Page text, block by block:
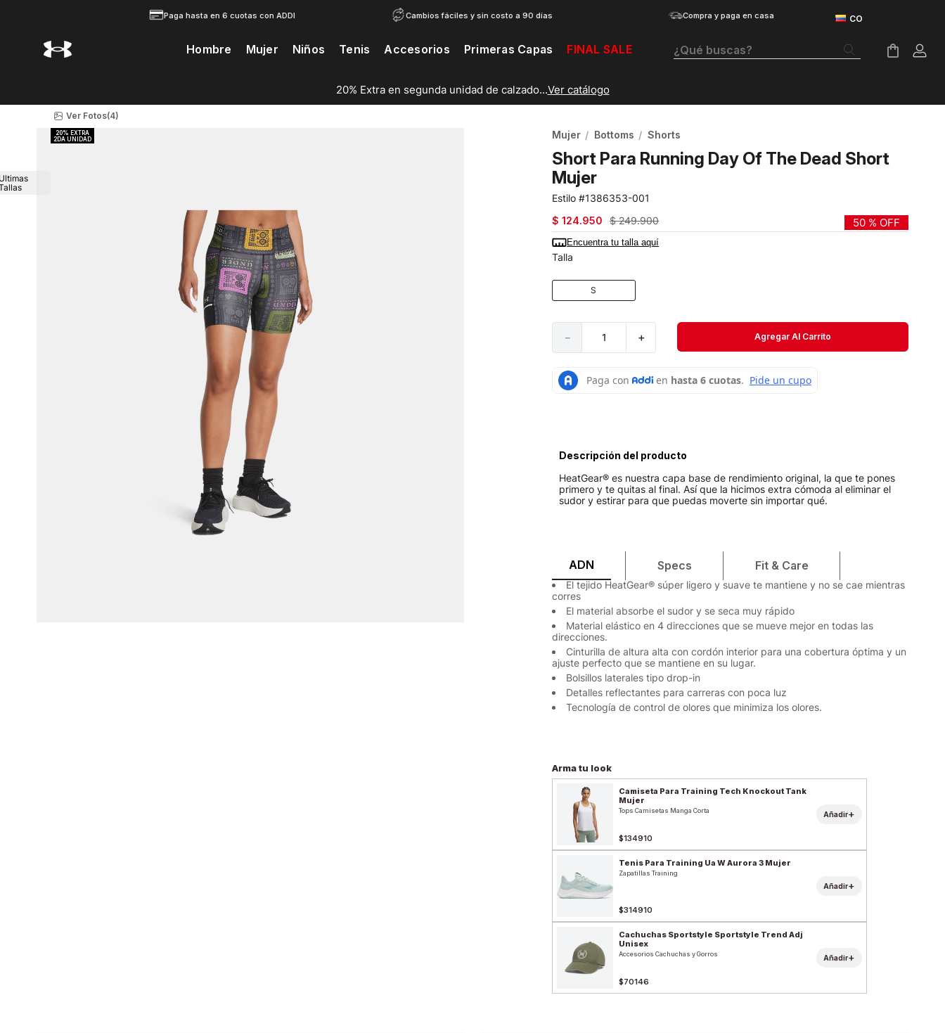
Paga hasta en 6 cuotas con ADDI Cambios fáciles y sin costo a 90 días Compra y paga en casa
Hombre Mujer Niños Tenis Accesorios Primeras Capas FINAL SALE ¿Qué buscas?
20% Extra en segunda unidad de calzado...Ver catálogo
Ver Fotos(4)
Mujer Bottoms Shorts
Short Para Running Day Of The Dead Short
Mujer
1386353-001
$ 124.950 $ 249.900 50 % OFF
Encuentra tu talla aquí
Talla
S
＋
－ Agregar Al Carrito
Descripción del producto
HeatGear® es nuestra capa base de rendimiento original, la que te pones
primero y te quitas al final. Así que la hicimos extra cómoda al eliminar el
sudor y estirar para que puedas moverte sin importar qué.
ADN Specs Fit & Care
El tejido HeatGear® súper ligero y suave te mantiene y no se cae mientras
corres
El material absorbe el sudor y se seca muy rápido
Material elástico en 4 direcciones que se mueve mejor en todas las
direcciones.
Cinturilla de altura alta con cordón interior para una cobertura óptima y un
ajuste perfecto que se mantiene en su lugar.
Bolsillos laterales tipo drop-in
Detalles reflectantes para carreras con poca luz
Tecnología de control de olores que minimiza los olores.
Arma tu look
Camiseta Para Training Tech Knockout Tank
Mujer
Tops Camisetas Manga Corta
$134910
Añadir+
Tenis Para Training Ua W Aurora 3 Mujer
Zapatillas Training
$314910
Añadir+
Cachuchas Sportstyle Sportstyle Trend Adj
Unisex
Accesorios Cachuchas y Gorros
$70146
Añadir+
Botas
Tenis Mujer
Tenis Hombre
Guayos
Velociti
Medias
Short